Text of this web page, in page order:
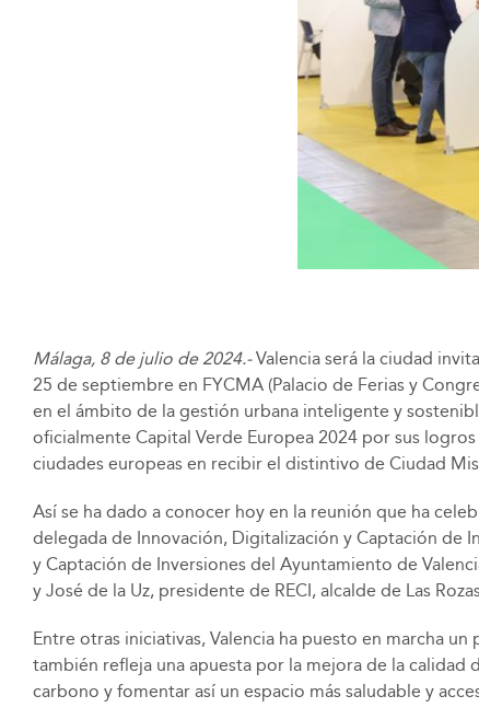
Málaga, 8 de julio de 2024.-Valencia será la ciudad
25 de septiembre en FYCMA (Palacio de Ferias y
en el ámbito de la gestión urbana inteligente y
oficialmente Capital Verde Europea 2024 por sus
ciudades europeas en recibir el distintivo de Ciudad
Así se ha dado a conocer hoy en la reunión que ha
delegada de Innovación, Digitalización y Captación de
y Captación de Inversiones del Ayuntamiento de
y José de la Uz, presidente de RECI, alcalde de Las
Entre otras iniciativas, Valencia ha puesto en marcha
también refleja una apuesta por la mejora de la calidad
carbono y fomentar así un espacio más saludable y